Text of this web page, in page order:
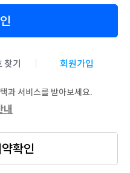
찾기 회원가입
과 서비스를 받아보세요.
내
확인